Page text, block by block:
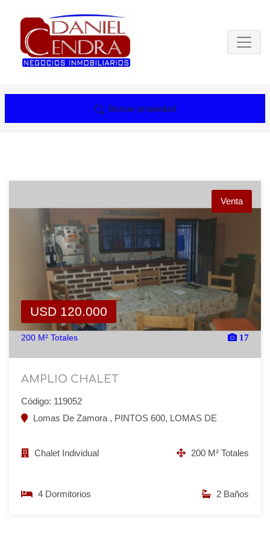
Buscar propiedad
Venta
USD 120.000
200 M² Totales 17
AMPLIO CHALET
Código: 119052
Lomas De Zamora , PINTOS 600, LOMAS DE
Chalet Individual 200 M² Totales
4 Dormitorios 2 Baños